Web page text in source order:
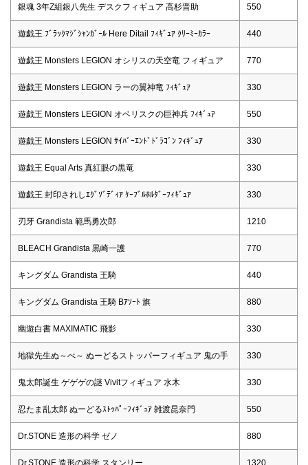
銀魂 3年Z組銀八先生 デスクフィギュア 高杉晋助 550
遊戯王 ﾌﾞﾗｯｸﾏｼﾞｼｬﾝｶﾞｰﾙ Here Ditail ﾌｨｷﾞｭｱ ｸﾘｰﾐｰｶﾗｰ 440
遊戯王 Monsters LEGION オシリスの天空竜 フィギュア 770
遊戯王 Monsters LEGION ラーの翼神竜 ﾌｨｷﾞｭｱ 330
遊戯王 Monsters LEGION オベリスクの巨神兵 ﾌｨｷﾞｭｱ 550
遊戯王 Monsters LEGION ｻｲﾊﾞｰｴﾝﾄﾞﾄﾞﾗｺﾞﾝ ﾌｨｷﾞｭｱ 330
遊戯王 Equal Arts 真紅眼の黒竜 330
遊戯王 封印されしｴｸﾞｿﾞﾃﾞｨｱ ｹｰﾌﾞﾙﾎﾙﾀﾞｰﾌｨｷﾞｭｱ 330
刃牙 Grandista 範馬勇次郎 1210
BLEACH Grandista 黒崎一護 770
キングダム Grandista 王騎 440
キングダム Grandista 王騎 Bｱｿｰﾄ 旗 880
幽遊白書 MAXIMATIC 飛影 330
地獄先生ぬ～べ～ ぬーどるストッパーフィギュア 鬼の手 330
鬼太郎誕生 ゲゲゲの謎 Vivitフィギュア 水木 330
忍たま乱太郎 ぬーどるｽﾄｯﾊﾟｰﾌｨｷﾞｭｱ 雑渡昆奈門 550
Dr.STONE 造形の科学 ゼノ 880
Dr.STONE 造形の科学 スタンリー 1320